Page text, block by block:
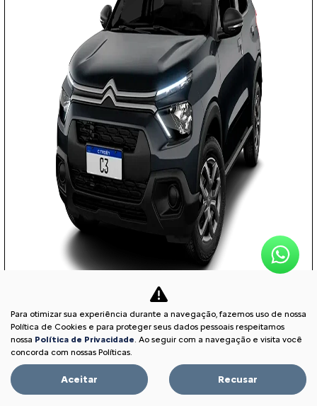
COM SEU USADO NA TROCA
PESSOA FÍSICA
Para otimizar sua experiência durante a navegação, fazemos uso de nossa
Política de Cookies e para proteger seus dados pessoais respeitamos
nossa Política de Privacidade. Ao seguir com a navegação e visita você
concorda com nossas Políticas.
Aceitar Recusar